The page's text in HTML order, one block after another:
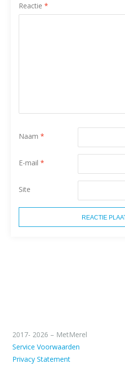
Reactie *
Naam *
E-mail *
Site
2017- 2026 – MetMerel
Service Voorwaarden
Privacy Statement